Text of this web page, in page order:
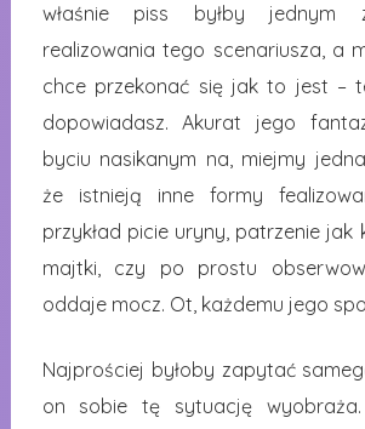
właśnie piss byłby jednym
realizowania tego scenariusza, a
chce przekonać się jak to jest –
dopowiadasz. Akurat jego
byciu nasikanym na, miejmy
że istnieją inne formy
przykład picie uryny, patrzenie jak
majtki, czy po prostu
oddaje mocz. Ot, każdemu jego
Najprościej byłoby zapytać
on sobie tę sytuację